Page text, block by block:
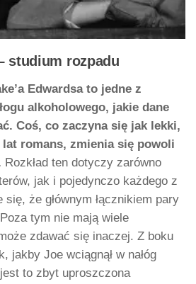
studium rozpadu
Edwardsa to jedne z
alkoholowego, jakie dane
Coś, co zaczyna się jak lekki,
romans, zmienia się powoli
Rozkład ten dotyczy zarówno
jak i pojedynczo każdego z
że głównym łącznikiem pary
tym nie mają wiele
zdawać się inaczej. Z boku
jakby Joe wciągnął w nałóg
to zbyt uproszczona